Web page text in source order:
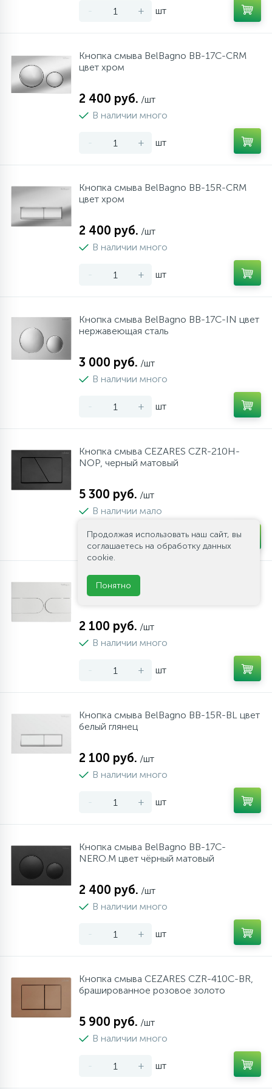
10
Душевые системы
- + шт
Кнопка смыва BelBagno BB-17C-CRM
цвет хром
2 400 руб. /шт
В наличии много
- + шт
Кнопка смыва BelBagno BB-15R-CRM
цвет хром
2 400 руб. /шт
В наличии много
- + шт
Кнопка смыва BelBagno BB-17C-IN цвет
нержавеющая сталь
3 000 руб. /шт
В наличии много
- + шт
Кнопка смыва CEZARES CZR-210H-
NOP, черный матовый
5 300 руб. /шт
В наличии мало
- + шт
Кнопка смыва BelBagno BB-11-BL цвет
белый глянец
2 100 руб. /шт
В наличии много
- + шт
Кнопка смыва BelBagno BB-15R-BL цвет
белый глянец
2 100 руб. /шт
В наличии много
- + шт
Кнопка смыва BelBagno BB-17C-
NERO.M цвет чёрный матовый
2 400 руб. /шт
В наличии много
- + шт
Кнопка смыва CEZARES CZR-410C-BR,
брашированное розовое золото
5 900 руб. /шт
В наличии много
- + шт
Продолжая использовать наш сайт, вы
соглашаетесь на обработку данных
cookie.
Понятно